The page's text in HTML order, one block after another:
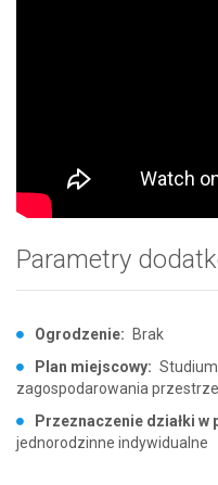
Parametry
Ogrodzenie:
Brak
Plan miejscowy:
zagospodarowania
Przeznaczenie działki w
jednorodzinne indywidualne